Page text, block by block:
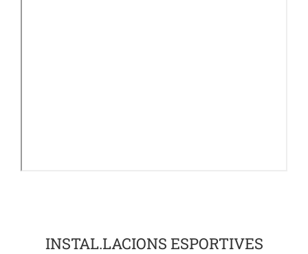
INSTAL.LACIONS ESPORTIVES